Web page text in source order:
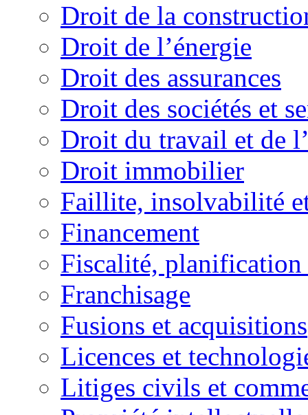
Droit de la
Droit de l’énergie
Droit des assurances
Droit des sociétés et
Droit du travail et de
Droit immobilier
Faillite, insolvabilité
Financement
Fiscalité, planification
Franchisage
Fusions et acquisitions
Licences et
Litiges civils et